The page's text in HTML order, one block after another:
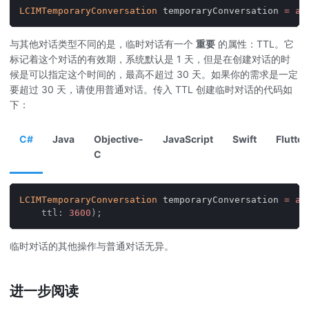
LCIMTemporaryConversation temporaryConversation =
与其他对话类型不同的是，临时对话有一个 重要 的属性：TTL。它
标记着这个对话的有效期，系统默认是 1 天，但是在创建对话的时
候是可以指定这个时间的，最高不超过 30 天。如果你的需求是一定
要超过 30 天，请使用普通对话。传入 TTL 创建临时对话的代码如
下：
C# Java
Objective-
C
JavaScript Swift Flutter
LCIMTemporaryConversation temporaryConversation =
ttl : 3600 ) ;
临时对话的其他操作与普通对话无异。
进一步阅读